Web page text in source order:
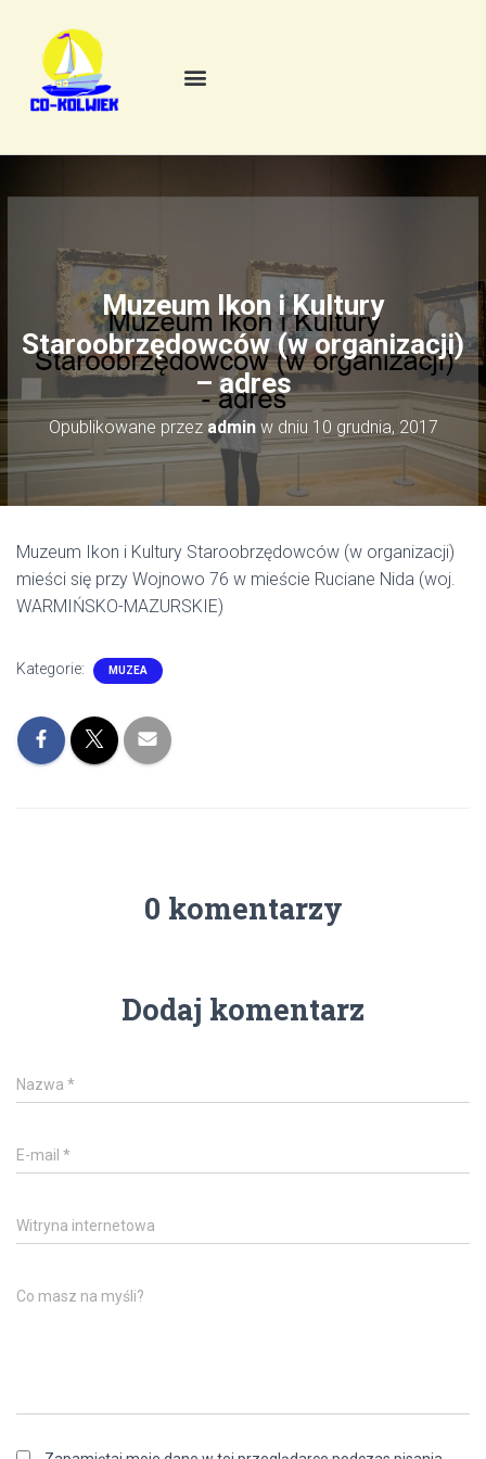
Muzeum Ikon i Kultury
Staroobrzędowców (w organizacji)
– adres
Opublikowane przez adminw dniu 10 grudnia, 2017
Muzeum Ikon i Kultury Staroobrzędowców (w organizacji)
mieści się przy Wojnowo 76 w mieście Ruciane Nida (woj.
WARMIŃSKO-MAZURSKIE)
Kategorie: MUZEA
0 komentarzy
Dodaj komentarz
Nazwa *
E-mail *
Witryna internetowa
Co masz na myśli?